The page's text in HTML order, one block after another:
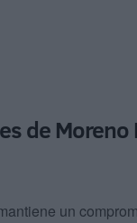
de
un